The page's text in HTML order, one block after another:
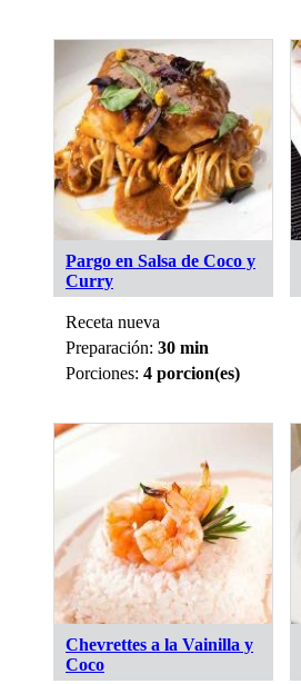
Pargo en Salsa de Coco y
Curry
Receta nueva
Preparación: 30 min
Porciones: 4 porcion(es)
Chevrettes a la Vainilla y
Coco